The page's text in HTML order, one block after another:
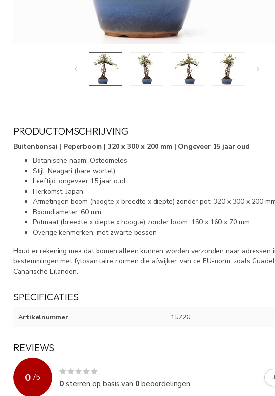
PRODUCTOMSCHRIJVING
Buitenbonsai | Peperboom | 320 x 300 x 200 mm | Ongeveer 15 jaar oud
Botanische naam: Osteomeles
Stijl: Neagari (bare wortel)
Leeftijd: ongeveer 15 jaar oud
Herkomst: Japan
Afmetingen boom (hoogte x breedte x diepte) zonder pot: 320 x 300 x 200
Boomdiameter: 60 mm.
Potmaat (breedte x diepte x hoogte) zonder boom: 160 x 160 x 70 mm.
Overige kenmerken: met zwarte bessen
Houd er rekening mee dat bomen alleen kunnen worden verzonden naar adressen
bestemmingen met fytosanitaire normen die afwijken van de EU-norm, zoals
Canarische Eilanden.
SPECIFICATIES
Artikelnummer 15726
REVIEWS
0 /5
0sterren op basis van 0beoordelingen